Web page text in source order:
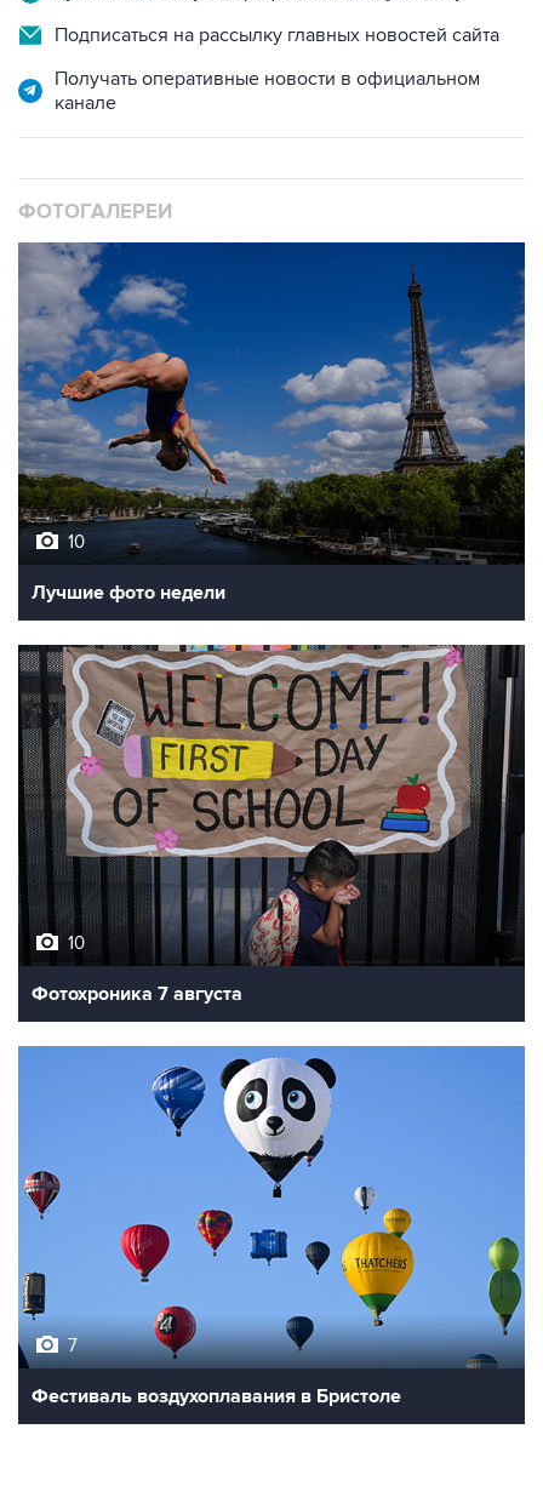
Подписаться на рассылку главных новостей сайта
Получать оперативные новости в официальном
канале
ФОТОГАЛЕРЕИ
10
Лучшие фото недели
10
Фотохроника 7 августа
7
Фестиваль воздухоплавания в Бристоле